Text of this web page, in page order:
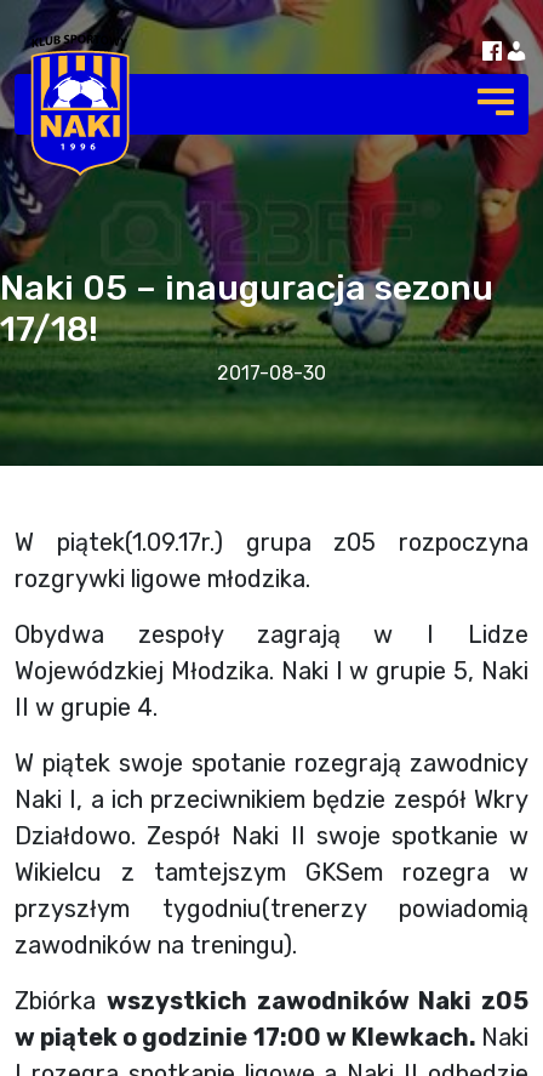
Naki 05 – inauguracja sezonu
17/18!
2017-08-30
W piątek(1.09.17r.) grupa z05 rozpoczyna
rozgrywki ligowe młodzika.
Obydwa zespoły zagrają w I Lidze
Wojewódzkiej Młodzika. Naki I w grupie 5, Naki
II w grupie 4.
W piątek swoje spotanie rozegrają zawodnicy
Naki I, a ich przeciwnikiem będzie zespół Wkry
Działdowo. Zespół Naki II swoje spotkanie w
Wikielcu z tamtejszym GKSem rozegra w
przyszłym tygodniu(trenerzy powiadomią
zawodników na treningu).
Zbiórka wszystkich zawodników Naki z05
w piątek o godzinie 17:00 w Klewkach. Naki